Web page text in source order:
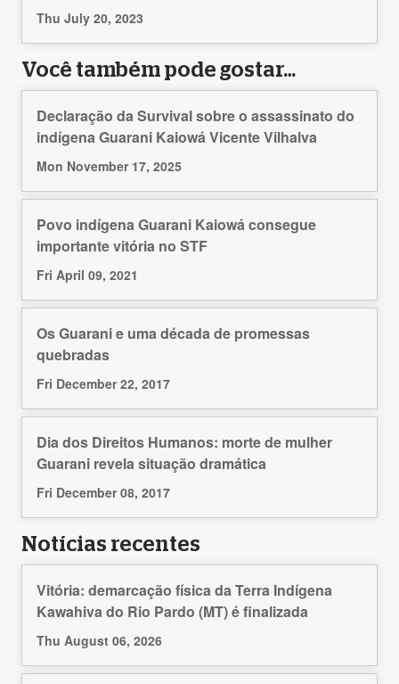
Thu July 20, 2023
Você também pode gostar…
Declaração da Survival sobre o assassinato do
indígena Guarani Kaiowá Vicente Vilhalva
Mon November 17, 2025
Povo indígena Guarani Kaiowá consegue
importante vitória no STF
Fri April 09, 2021
Os Guarani e uma década de promessas
quebradas
Fri December 22, 2017
Dia dos Direitos Humanos: morte de mulher
Guarani revela situação dramática
Fri December 08, 2017
Notícias recentes
Vitória: demarcação física da Terra Indígena
Kawahiva do Rio Pardo (MT) é finalizada
Thu August 06, 2026